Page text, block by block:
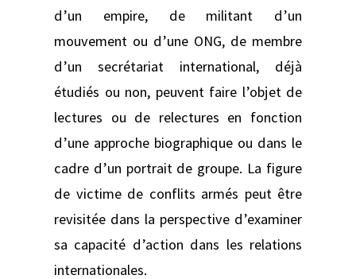
d’un empire, de militant d’un
mouvement ou d’une ONG, de membre
d’un secrétariat international, déjà
étudiés ou non, peuvent faire l’objet de
lectures ou de relectures en fonction
d’une approche biographique ou dans le
cadre d’un portrait de groupe. La figure
de victime de conflits armés peut être
revisitée dans la perspective d’examiner
sa capacité d’action dans les relations
internationales.